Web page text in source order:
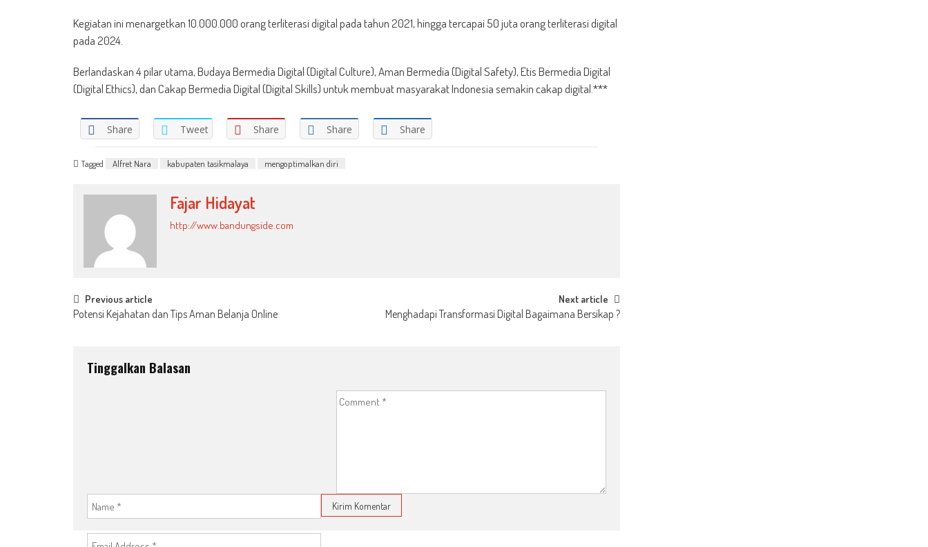
Kegiatan ini menargetkan 10.000.000 orang terliterasi digital pada tahun 2021, hingga tercapai 50 juta orang terliterasi digital
pada 2024.
Berlandaskan 4 pilar utama, Budaya Bermedia Digital (Digital Culture), Aman Bermedia (Digital Safety), Etis Bermedia Digital
(Digital Ethics), dan Cakap Bermedia Digital (Digital Skills) untuk membuat masyarakat Indonesia semakin cakap digital.***
Share Tweet Share Share Share
Tagged Alfret Nara kabupaten tasikmalaya mengoptimalkan diri
Fajar Hidayat
http://www.bandungside.com
Post
Previous article
Potensi Kejahatan dan Tips Aman Belanja Online
Next article
Menghadapi Transformasi Digital Bagaimana Bersikap ?
Tinggalkan Balasan